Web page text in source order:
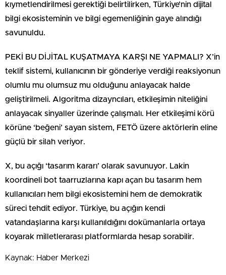
kıymetlendirilmesi gerektiği belirtilirken, Türkiye’nin dijital
bilgi ekosisteminin ve bilgi egemenliğinin gaye alındığı
savunuldu.
PEKİ BU DİJİTAL KUŞATMAYA KARŞI NE YAPMALI? X’in
teklif sistemi, kullanıcının bir gönderiye verdiği reaksiyonun
olumlu mu olumsuz mu olduğunu anlayacak halde
geliştirilmeli. Algoritma dizayncıları, etkileşimin niteliğini
anlayacak sinyaller üzerinde çalışmalı. Her etkileşimi körü
körüne ‘beğeni’ sayan sistem, FETÖ üzere aktörlerin eline
güçlü bir silah veriyor.
X, bu açığı ‘tasarım kararı’ olarak savunuyor. Lakin
koordineli bot taarruzlarına kapı açan bu tasarım hem
kullanıcıları hem bilgi ekosistemini hem de demokratik
süreci tehdit ediyor. Türkiye, bu açığın kendi
vatandaşlarına karşı kullanıldığını dokümanlarla ortaya
koyarak milletlerarası platformlarda hesap sorabilir.
Kaynak: Haber Merkezi